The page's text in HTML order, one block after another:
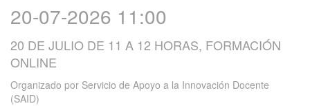
20-07-2026 11:00
20 DE JULIO DE 11 A 12 HORAS, FORMACIÓN
ONLINE
Organizado por Servicio de Apoyo a la Innovación Docente
(SAID)